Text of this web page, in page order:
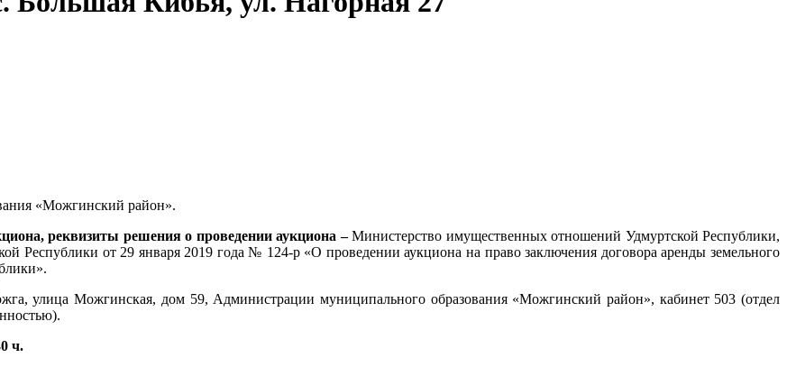
«Можгинский район».
реквизиты решения о проведении аукциона –Министерство имущественных отношений Удмуртской Республики,
Республики от 29 января 2019 года № 124-р «О проведении аукциона на право заключения договора аренды земельного
улица Можгинская, дом 59, Администрации муниципального образования «Можгинский район», кабинет 503 (отдел
ч.